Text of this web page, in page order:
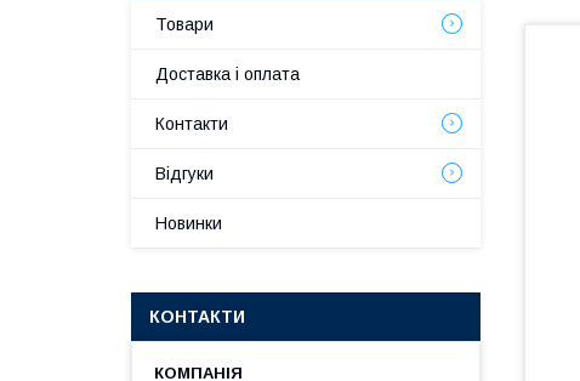
Товари
Доставка і оплата
Контакти
Відгуки
Новинки
КОНТАКТИ